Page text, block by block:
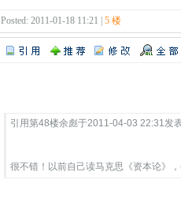
Posted: 2011-01-18 11:21 | 5 楼
引用第48楼余彪于2011-04-03 22:31发
很不错！以前自己读马克思《资本论》